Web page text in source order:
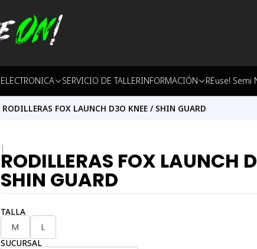
ELECTRONICA SERVICIO DE TALLERINFORMACIÓN REuse! Semi
RODILLERAS FOX LAUNCH D3O KNEE / SHIN GUARD
|RODILLERAS FOX LAUNCH
SHIN GUARD
TALLA
M L
SUCURSAL